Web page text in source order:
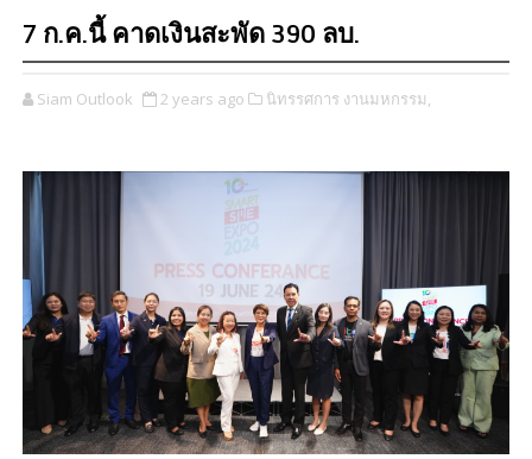
7 ก.ค.นี้ คาดเงินสะพัด 390 ลบ.
Siam Outlook 2 years ago นิทรรศการ งานมหกรรม,